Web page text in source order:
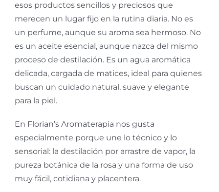
esos productos sencillos y preciosos que
merecen un lugar fijo en la rutina diaria. No es
un perfume, aunque su aroma sea hermoso. No
es un aceite esencial, aunque nazca del mismo
proceso de destilación. Es un agua aromática
delicada, cargada de matices, ideal para quienes
buscan un cuidado natural, suave y elegante
para la piel.
En Florian’s Aromaterapia nos gusta
especialmente porque une lo técnico y lo
sensorial: la destilación por arrastre de vapor, la
pureza botánica de la rosa y una forma de uso
muy fácil, cotidiana y placentera.